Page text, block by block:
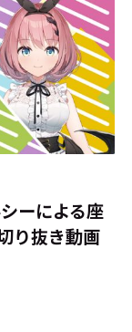
ーによる座
り抜き動画